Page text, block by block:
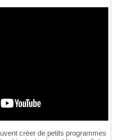
créer de petits programmes